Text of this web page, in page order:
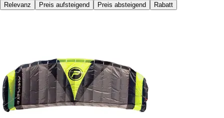
Relevanz
Preis aufsteigend Preis absteigend Rabatt